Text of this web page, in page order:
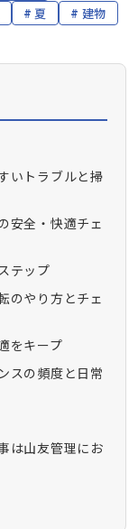
夏
建物
いトラブルと掃
安全・快適チェ
テップ
のやり方とチェ
をキープ
スの頻度と日常
は山友管理にお